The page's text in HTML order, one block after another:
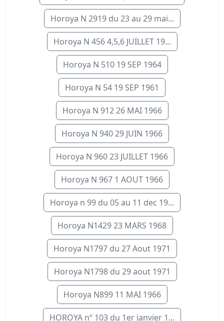
Horoya N 2919 du 23 au 29 mai...
Horoya N 456 4,5,6 JUILLET 19...
Horoya N 510 19 SEP 1964
Horoya N 54 19 SEP 1961
Horoya N 912 26 MAI 1966
Horoya N 940 29 JUIN 1966
Horoya N 960 23 JUILLET 1966
Horoya N 967 1 AOUT 1966
Horoya n 99 du 05 au 11 dec 19...
Horoya N1429 23 MARS 1968
Horoya N1797 du 27 Aout 1971
Horoya N1798 du 29 aout 1971
Horoya N899 11 MAI 1966
HOROYA nº 103 du 1er janvier 1...